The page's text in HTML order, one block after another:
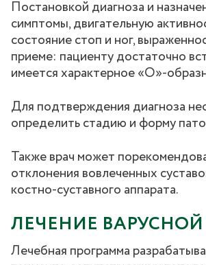
Постановкой диагноза и
симптомы, двигательную
состояние стоп и ног,
приеме: пациенту достаточно
имеется характерное «О»-
Для подтверждения диагноза
определить стадию и форму
Также врач может
отклонения вовлеченных
костно-суставного аппарата.
ЛЕЧЕНИЕ
Лечебная программа